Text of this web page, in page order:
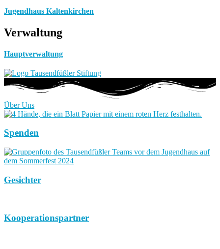
Jugendhaus Kaltenkirchen
Verwaltung
Hauptverwaltung
Über Uns
Spenden
Gesichter
Kooperationspartner